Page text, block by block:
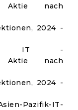
Aktie nach
2024 -
IT -
Aktie nach
2024 -
IT-